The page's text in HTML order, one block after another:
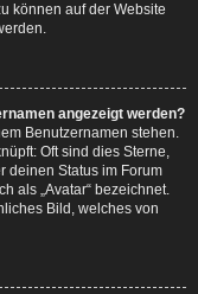
können auf der Website
angezeigt werden?
Benutzernamen stehen.
Oft sind dies Sterne,
deinen Status im Forum
als „Avatar“ bezeichnet.
Bild, welches von